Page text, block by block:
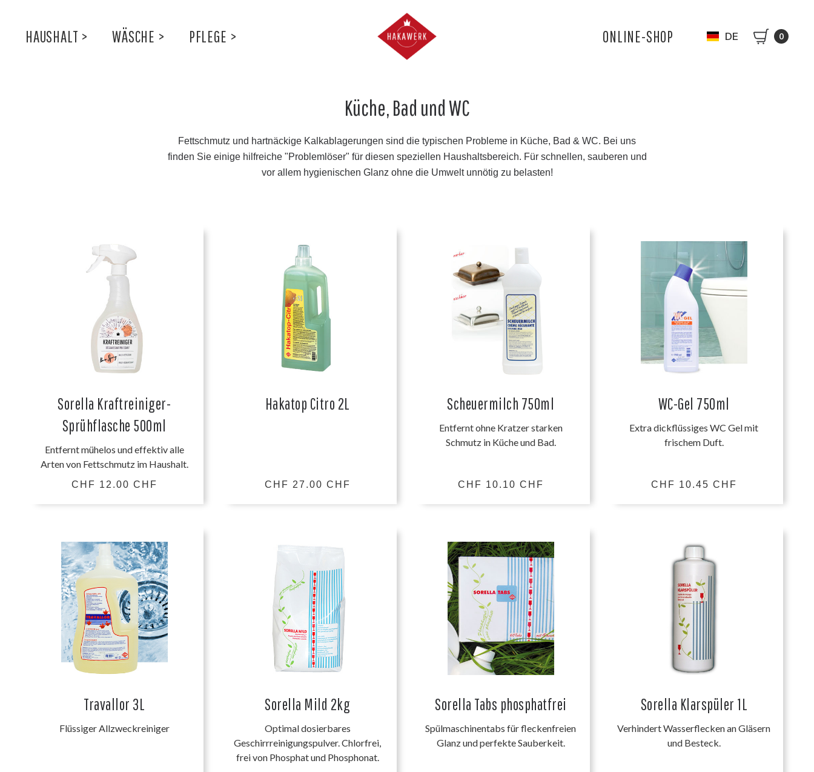
HAUSHALT > WÄSCHE > PFLEGE > ONLINE-SHOP DE 0
Küche, Bad und WC
Fettschmutz und hartnäckige Kalkablagerungen sind die typischen Probleme in Küche, Bad & WC. Bei uns
finden Sie einige hilfreiche "Problemlöser" für diesen speziellen Haushaltsbereich. Für schnellen, sauberen und
vor allem hygienischen Glanz ohne die Umwelt unnötig zu belasten!
Sorella Kraftreiniger-
Sprühflasche 500ml
Entfernt mühelos und effektiv alle
Arten von Fettschmutz im Haushalt.
CHF 12.00 CHF
Hakatop Citro 2L
CHF 27.00 CHF
Scheuermilch 750ml
Entfernt ohne Kratzer starken
Schmutz in Küche und Bad.
CHF 10.10 CHF
WC-Gel 750ml
Extra dickflüssiges WC Gel mit
frischem Duft.
CHF 10.45 CHF
Travallor 3L
Flüssiger Allzweckreiniger
Sorella Mild 2kg
Optimal dosierbares
Geschirrreinigungspulver. Chlorfrei,
frei von Phosphat und Phosphonat.
Sorella Tabs phosphatfrei
Spülmaschinentabs für fleckenfreien
Glanz und perfekte Sauberkeit.
Sorella Klarspüler 1L
Verhindert Wasserflecken an Gläsern
und Besteck.